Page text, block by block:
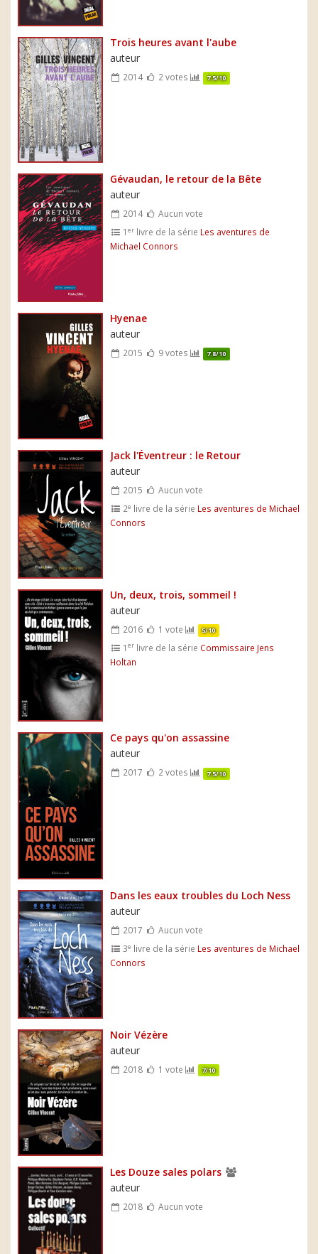
Trois heures avant l'aube
auteur
2014 2 votes 7.5/10
Gévaudan, le retour de la Bête
auteur
2014
Aucun vote
1er livre de la série Les aventures de
Michael Connors
Hyenae
auteur
2015 9 votes 7.8/10
Jack l'Éventreur : le Retour
auteur
2015
Aucun vote
2e livre de la série Les aventures de Michael
Connors
Un, deux, trois, sommeil !
auteur
2016 1 vote 5/10
1er livre de la série Commissaire Jens
Holtan
Ce pays qu'on assassine
auteur
2017 2 votes 7.5/10
Dans les eaux troubles du Loch Ness
auteur
2017
Aucun vote
3e livre de la série Les aventures de Michael
Connors
Noir Vézère
auteur
2018 1 vote 7/10
Les Douze sales polars
auteur
2018 Aucun vote